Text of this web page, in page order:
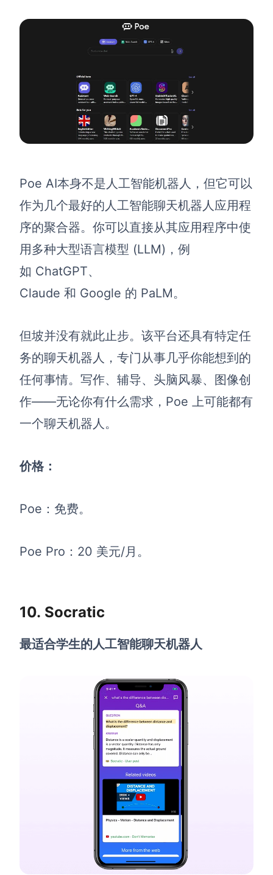
Poe AI本身不是人工智能机器人，但它可以
作为几个最好的人工智能聊天机器人应用程
序的聚合器。你可以直接从其应用程序中使
用多种大型语言模型 (LLM)， 例
如 ChatGPT、
Claude 和 Google 的 PaLM。
但坡并没有就此止步。该平台还具有特定任
务的聊天机器人，专门从事几乎你能想到的
任何事情。写作、辅导、头脑风暴、图像创
作——无论你有什么需求，Poe 上可能都有
一个聊天机器人。
价格：
Poe ：免费。
Poe Pro：20 美元/月。
10. Socratic
最适合学生的人工智能聊天机器人